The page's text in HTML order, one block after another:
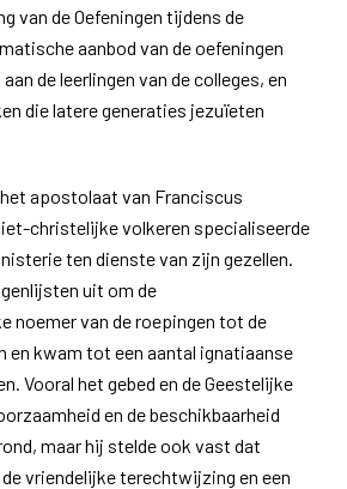
van de Oefeningen tijdens de
aanbod van de oefeningen
de leerlingen van de colleges, en
die latere generaties jezuïeten
apostolaat van Franciscus
christelijke volkeren specialiseerde
ten dienste van zijn gezellen.
uit om de
noemer van de roepingen tot de
en kwam tot een aantal ignatiaanse
Vooral het gebed en de Geestelijke
en de beschikbaarheid
maar hij stelde ook vast dat
vriendelijke terechtwijzing en een